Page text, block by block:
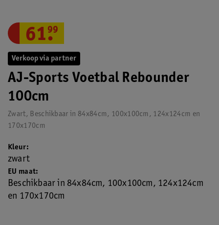
Verkoop via partner
AJ-Sports Voetbal Rebounder
100cm
Zwart, Beschikbaar in 84x84cm, 100x100cm, 124x124cm en
170x170cm
61.
99
EU maat
Beschikbaar in 84x84cm, 100x100cm, 124x124cm
en 170x170cm
Kleur
zwart